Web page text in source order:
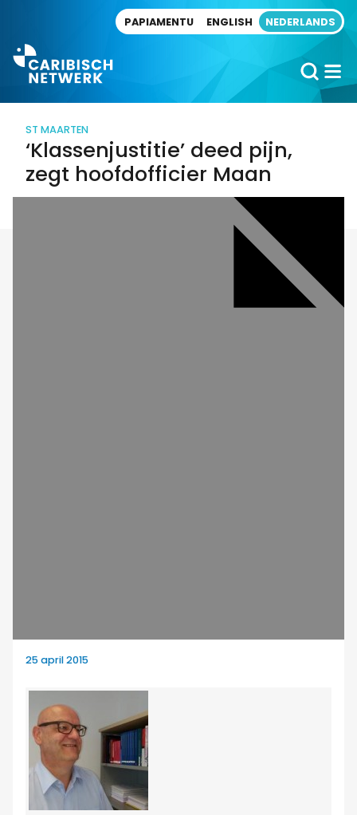
PAPIAMENTU ENGLISH NEDERLANDS
ST MAARTEN
‘Klassenjustitie’ deed pijn,
zegt hoofdofficier Maan
25 april 2015